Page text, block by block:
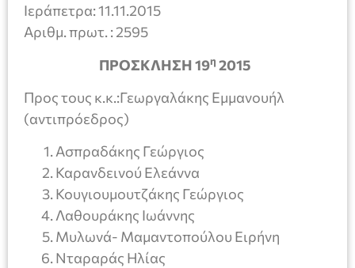
Ιεράπετρα: 11.11.2015
Αριθμ. πρωτ. : 2595
ΠΡΟΣΚΛΗΣΗ 19η 2015
Προς τους κ.κ.:Γεωργαλάκης Εμμανουήλ
(αντιπρόεδρος)
Ασπραδάκης Γεώργιος
Καρανδεινού Ελεάννα
Κουγιουμουτζάκης Γεώργιος
Λαθουράκης Ιωάννης
Μυλωνά- Μαμαντοπούλου Ειρήνη
Νταραράς Ηλίας